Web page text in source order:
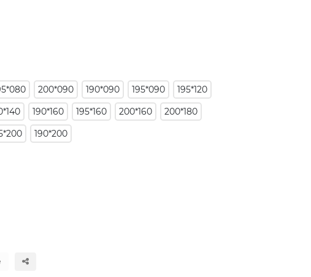
200*090 190*090 195*090
195*120
190*160 195*160 200*160
200*180
190*200